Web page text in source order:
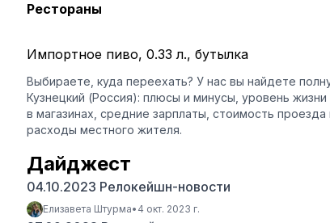
Рестораны
Импортное пиво, 0.33 л., бутылка
Выбираете, куда переехать? У нас вы найдете
Кузнецкий (Россия): плюсы и минусы, уровень
в магазинах, средние зарплаты, стоимость
расходы местного жителя.
Дайджест
04.10.2023 Релокейшн-новости
Елизавета Штурма• 4 окт. 2023 г.